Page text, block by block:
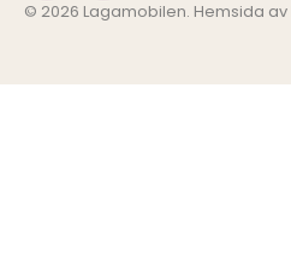
s
g
c
o
© 2026 Lagamobilen. Hemsida av